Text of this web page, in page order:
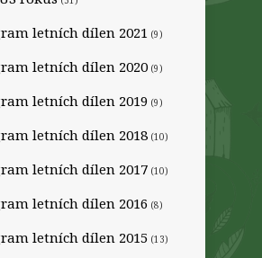
letních dílen 2021 (9)
letních dílen 2020 (9)
letních dílen 2019 (9)
letních dílen 2018 (10)
letních dílen 2017 (10)
letních dílen 2016 (8)
letních dílen 2015 (13)